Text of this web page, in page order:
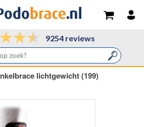
9254 reviews
lichtgewicht (199)